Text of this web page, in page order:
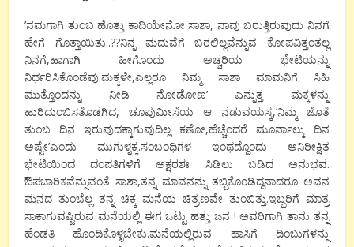
’ನಮಗಾಗಿ ತುಂಬ ಹೊತ್ತು ಕಾದಿಯೇನೋ ಸಾಶಾ, ನಾವು ಬರುತ್ತಿರುವುದು ನಿನಗೆ
ಹೇಗೆ ಗೊತ್ತಾಯಿತು..??ನಿನ್ನ ಮದುವೆಗೆ ಬರಲಿಲ್ಲವೆನ್ನುವ ಕೋಪವಿತ್ತಂತಲ್ಲ
ನಿನಗೆ,ಹಾಗಾಗಿ ಹೀಗೊಂದು ಅಚ್ಚರಿಯ ಭೇಟಿಯನ್ನು
ನಿರ್ಧರಿಸಿಕೊಂಡೆವು.ಮಕ್ಕಳೇ,ಎಲ್ಲರೂ ನಿಮ್ಮ ಸಾಶಾ ಮಾಮನಿಗೆ ಸಿಹಿ
ಮುತ್ತೊಂದನ್ನು ನೀಡಿ ನೋಡೋಣ’ ಎನ್ನುತ್ತ ಮಕ್ಕಳನ್ನು
ಹುರಿದುಂಬಿಸತೊಡಗಿದ, ಚೂಪುಮೀಸೆಯ ಆ ನಡುವಯಸ್ಕ,’ನಿಮ್ಮ ಜೊತೆ
ತುಂಬ ದಿನ ಇರುವುದಕ್ಕಾಗುವುದಿಲ್ಲ ಕಣೋ,ಹೆಚ್ಚೆಂದರೆ ಮೂರ್ನಾಲ್ಕು ದಿನ
ಅಷ್ಟೇ’ಎಂದು ಮುಗುಳ್ನಕ್ಕ.ಸಂಬಂಧಿಗಳ ಇಂಥದ್ದೊಂದು ಅನಿರೀಕ್ಷಿತ
ಭೇಟಿಯಿಂದ ದಂಪತಿಗಳಿಗೆ ಅಕ್ಷರಶಃ ಸಿಡಿಲು ಬಡಿದ ಅನುಭವ.
ಔಪಚಾರಿಕವೆನ್ನುವಂತೆ ಸಾಶಾ,ತನ್ನ ಮಾವನನ್ನು ತಬ್ಬಿಕೊಂಡಿದ್ದನಾದರೂ ಅವನ
ಮನದ ತುಂಬೆಲ್ಲ ತನ್ನ ಚಿಕ್ಕ ಮನೆಯ ಚಿತ್ರಣವೇ ತುಂಬಿತ್ತು.ಇಬ್ಬರಿಗೆ ಮಾತ್ರ
ಸಾಕಾಗುವಷ್ಟಿರುವ ಮನೆಯಲ್ಲಿ ಈಗ ಒಟ್ಟು ಹತ್ತು ಜನ ! ಅವರಿಗಾಗಿ ತಾನು ತನ್ನ
ಹೆಂಡತಿ ಹೊಂದಿಕೊಳ್ಳಬೇಕು.ಮನೆಯಲ್ಲಿರುವ ಹಾಸಿಗೆ ದಿಂಬುಗಳನ್ನು